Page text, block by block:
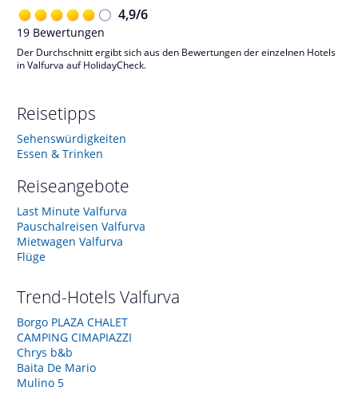
4,9/6
19 Bewertungen
Der Durchschnitt ergibt sich aus den Bewertungen der einzelnen Hotels
in Valfurva auf HolidayCheck.
Reisetipps
Sehenswürdigkeiten
Essen & Trinken
Reiseangebote
Last Minute Valfurva
Pauschalreisen Valfurva
Mietwagen Valfurva
Flüge
Trend-Hotels Valfurva
Borgo PLAZA CHALET
CAMPING CIMAPIAZZI
Chrys b&b
Baita De Mario
Mulino 5